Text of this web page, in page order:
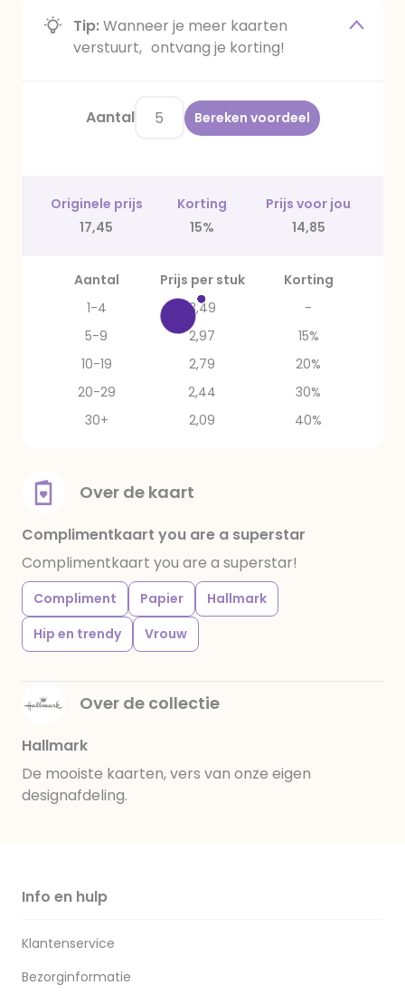
Tip:Wanneer je meer kaarten
verstuurt, ontvang je korting!
Aantal Bereken voordeel
Originele prijs Korting
Prijs voor jou
17,45
15% 14,85
Aantal Prijs per stuk
Korting
1-4
3,49
-
5-9
2,97
15%
10-19
2,79
20%
20-29
2,44
30%
30+
2,09 40%
Over de kaart
Complimentkaart you are a superstar
Complimentkaart you are a superstar!
Compliment Papier
Hallmark
Hip en trendy
Vrouw
Over de collectie
Hallmark
De mooiste kaarten, vers van onze eigen
designafdeling.
Info en hulp
Klantenservice
Bezorginformatie